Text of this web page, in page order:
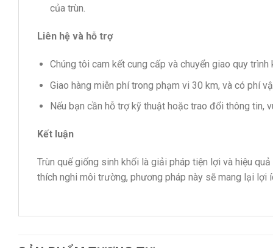
của trùn.
Liên hệ và hỗ trợ
Chúng tôi cam kết cung cấp và chuyển giao quy
Giao hàng miễn phí trong phạm vi 30 km, và có phí
Nếu bạn cần hỗ trợ kỹ thuật hoặc trao đổi thông tin,
Kết luận
Trùn quế giống sinh khối là giải pháp tiện lợi và hiệu
thích nghi môi trường, phương pháp này sẽ mang lại lợi